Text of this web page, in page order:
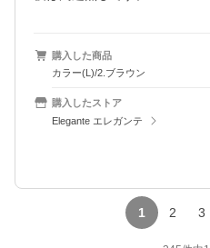
購入した商品
カラー(L)/2.ブラウン
購入したストア
Elegante エレガンテ
1 2 3